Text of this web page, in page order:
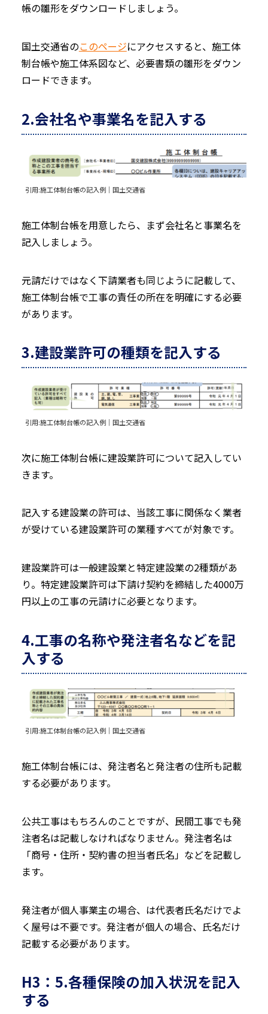
帳の雛形をダウンロードしましょう。
国土交通省のこのページにアクセスすると、施工体
制台帳や施工体系図など、必要書類の雛形をダウン
ロードできます。
2.会社名や事業名を記入する
引用:施工体制台帳の記入例｜国土交通省
施工体制台帳を用意したら、まず会社名と事業名を
記入しましょう。
元請だけではなく下請業者も同じように記載して、
施工体制台帳で工事の責任の所在を明確にする必要
があります。
3.建設業許可の種類を記入する
引用:施工体制台帳の記入例｜国土交通省
次に施工体制台帳に建設業許可について記入してい
きます。
記入する建設業の許可は、当該工事に関係なく業者
が受けている建設業許可の業種すべてが対象です。
建設業許可は一般建設業と特定建設業の2種類があ
り。特定建設業許可は下請け契約を締結した4000万
円以上の工事の元請けに必要となります。
4.工事の名称や発注者名などを記
入する
引用:施工体制台帳の記入例｜国土交通省
施工体制台帳には、発注者名と発注者の住所も記載
する必要があります。
公共工事はもちろんのことですが、民間工事でも発
注者名は記載しなければなりません。発注者名は
「商号・住所・契約書の担当者氏名」などを記載し
ます。
発注者が個人事業主の場合、は代表者氏名だけでよ
く屋号は不要です。発注者が個人の場合、氏名だけ
記載する必要があります。
H3：5.各種保険の加入状況を記入
する